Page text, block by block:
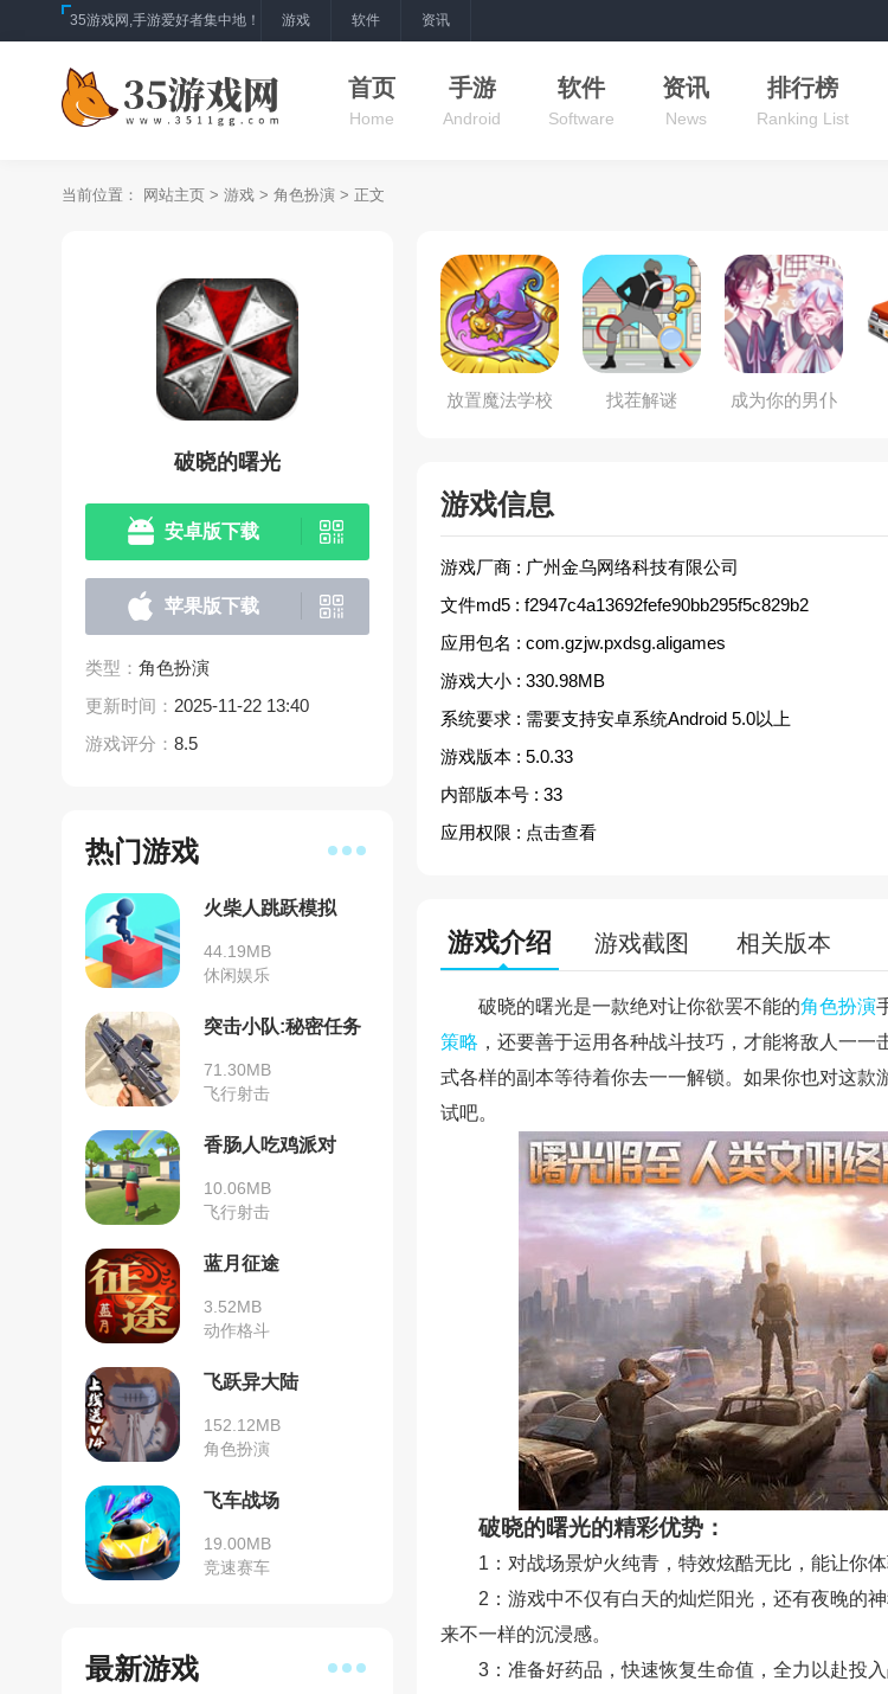
35游戏网,手游爱好者集中地！ 游戏 软件 资讯
首页
Home
手游
Android
软件
Software
资讯
News
排行榜
Ranking List
当前位置： 网站主页 > 游戏 > 角色扮演 > 正文
破晓的曙光
安卓版下载
苹果版下载
类型： 角色扮演
更新时间： 2025-11-22 13:40
游戏评分： 8.5
热门游戏
火柴人跳跃模拟
44.19MB
休闲娱乐
突击小队:秘密任务
71.30MB
飞行射击
香肠人吃鸡派对
10.06MB
飞行射击
蓝月征途
3.52MB
动作格斗
飞跃异大陆
152.12MB
角色扮演
飞车战场
19.00MB
竞速赛车
最新游戏
放置魔法学校 找茬解谜 成为你的男仆
游戏信息
游戏厂商 : 广州金乌网络科技有限公司
文件md5 : f2947c4a13692fefe90bb295f5c829b2
应用包名 : com.gzjw.pxdsg.aligames
游戏大小 : 330.98MB
系统要求 : 需要支持安卓系统Android 5.0以上
游戏版本 : 5.0.33
内部版本号 : 33
应用权限 : 点击查看
游戏介绍 游戏截图 相关版本
破晓的曙光是一款绝对让你欲罢不能的角色扮演
策略 ，还要善于运用各种战斗技巧，才能将敌人一一
式各样的副本等待着你去一一解锁。如果你也对这款
试吧。
破晓的曙光的精彩优势：
1：对战场景炉火纯青，特效炫酷无比，能让你
2：游戏中不仅有白天的灿烂阳光，还有夜晚的
来不一样的沉浸感。
3：准备好药品，快速恢复生命值，全力以赴投入